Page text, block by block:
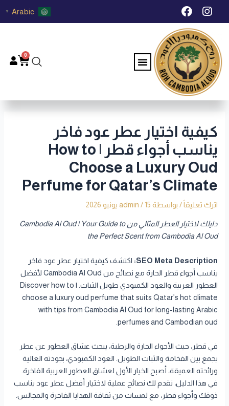
تخطي I
n
s
t
a
g
r
a
m
F
a
c
e
b
o
o
k
Arabic
▼
Menu
0
كيفية اختيار عطر عود فاخر
يناسب أجواء قطر | How to
Choose a Luxury Oud
Perfume for Qatar’s Climate
اترك تعليقاً / بواسطة admin /15 يونيو 2026
دليلك لاختيار العطر المثالي من Cambodia Al Oud | Your Guide to
the Perfect Scent from Cambodia Al Oud
SEO Meta Description: اكتشف كيفية اختيار عطر عود فاخر
يناسب أجواء قطر الحارة مع نصائح من Cambodia Al Oud لأفضل
العطور العربية والعود الكمبودي طويل الثبات. | Discover how to
choose a luxury oud perfume that suits Qatar’s hot climate
with tips from Cambodia Al Oud for long-lasting Arabic
perfumes and Cambodian oud.
في قطر، حيث الأجواء الحارة والرطبة، يبحث عشاق العطور عن عطر
يجمع بين الفخامة والثبات الطويل. العود الكمبودي، بجودته العالية
ورائحته العميقة، أصبح الخيار الأول لعشاق العطور العربية الفاخرة.
في هذا الدليل، نقدم لك نصائح عملية لاختيار أفضل عطر عود يناسب
ذوقك وأجواء قطر، مع لمسات من ثقافة الهدايا الفاخرة والمجالس.
Post
navigation